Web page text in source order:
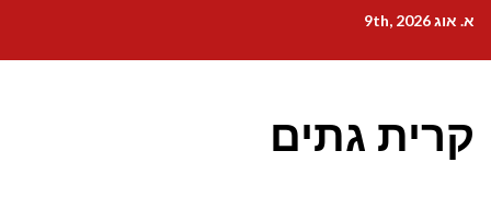
content
א. אוג 9th, 2026
קרית גתים